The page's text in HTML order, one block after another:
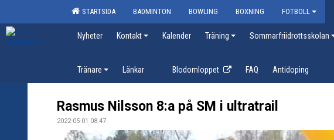
STARTSIDA BADMINTON BOWLING BOXNING FOTBOLL
Nyheter Kontakt Kalender Träning Sommarfriidrottsskolan
Tränare Länkar Blodomloppet FAQ Antidoping
Rasmus Nilsson 8:a på SM i ultratrail
2022-05-01 08:47